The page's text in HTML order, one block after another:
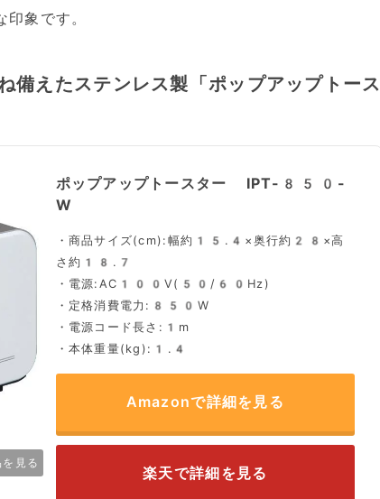
象です。
備えたステンレス製「ポップアップトース
見る
ポップアップトースター IPT-850-
W
・商品サイズ(cm):幅約15.4×奥行約28×高
さ約18.7
・電源:AC100V(50/60Hz)
・定格消費電力:850W
・電源コード長さ:1m
・本体重量(kg):1.4
Amazonで詳細を見る
楽天で詳細を見る